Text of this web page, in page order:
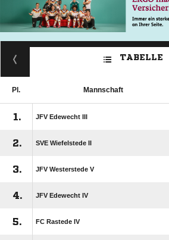
TABELLE
Pl. Mannschaft
1. JFV Edewecht III
2. SVE Wiefelstede II
3. JFV Westerstede V
4. JFV Edewecht IV
5. FC Rastede IV